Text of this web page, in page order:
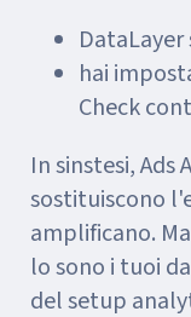
hai
Check
In sinstesi, Ads
sostituiscono
amplificano.
lo sono i tuoi
del setup